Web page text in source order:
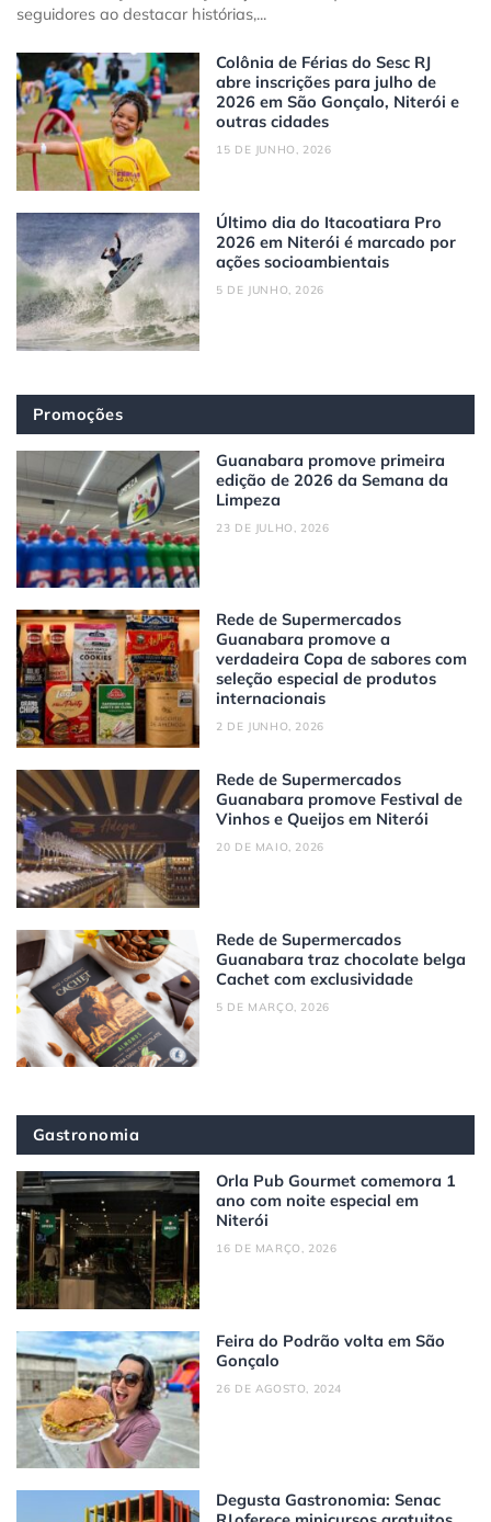
seguidores ao destacar histórias,...
Colônia de Férias do Sesc RJ
abre inscrições para julho de
2026 em São Gonçalo, Niterói e
outras cidades
15 DE JUNHO, 2026
Último dia do Itacoatiara Pro
2026 em Niterói é marcado por
ações socioambientais
5 DE JUNHO, 2026
Promoções
Guanabara promove primeira
edição de 2026 da Semana da
Limpeza
23 DE JULHO, 2026
Rede de Supermercados
Guanabara promove a
verdadeira Copa de sabores com
seleção especial de produtos
internacionais
2 DE JUNHO, 2026
Rede de Supermercados
Guanabara promove Festival de
Vinhos e Queijos em Niterói
20 DE MAIO, 2026
Rede de Supermercados
Guanabara traz chocolate belga
Cachet com exclusividade
5 DE MARÇO, 2026
Gastronomia
Orla Pub Gourmet comemora 1
ano com noite especial em
Niterói
16 DE MARÇO, 2026
Feira do Podrão volta em São
Gonçalo
26 DE AGOSTO, 2024
Degusta Gastronomia: Senac